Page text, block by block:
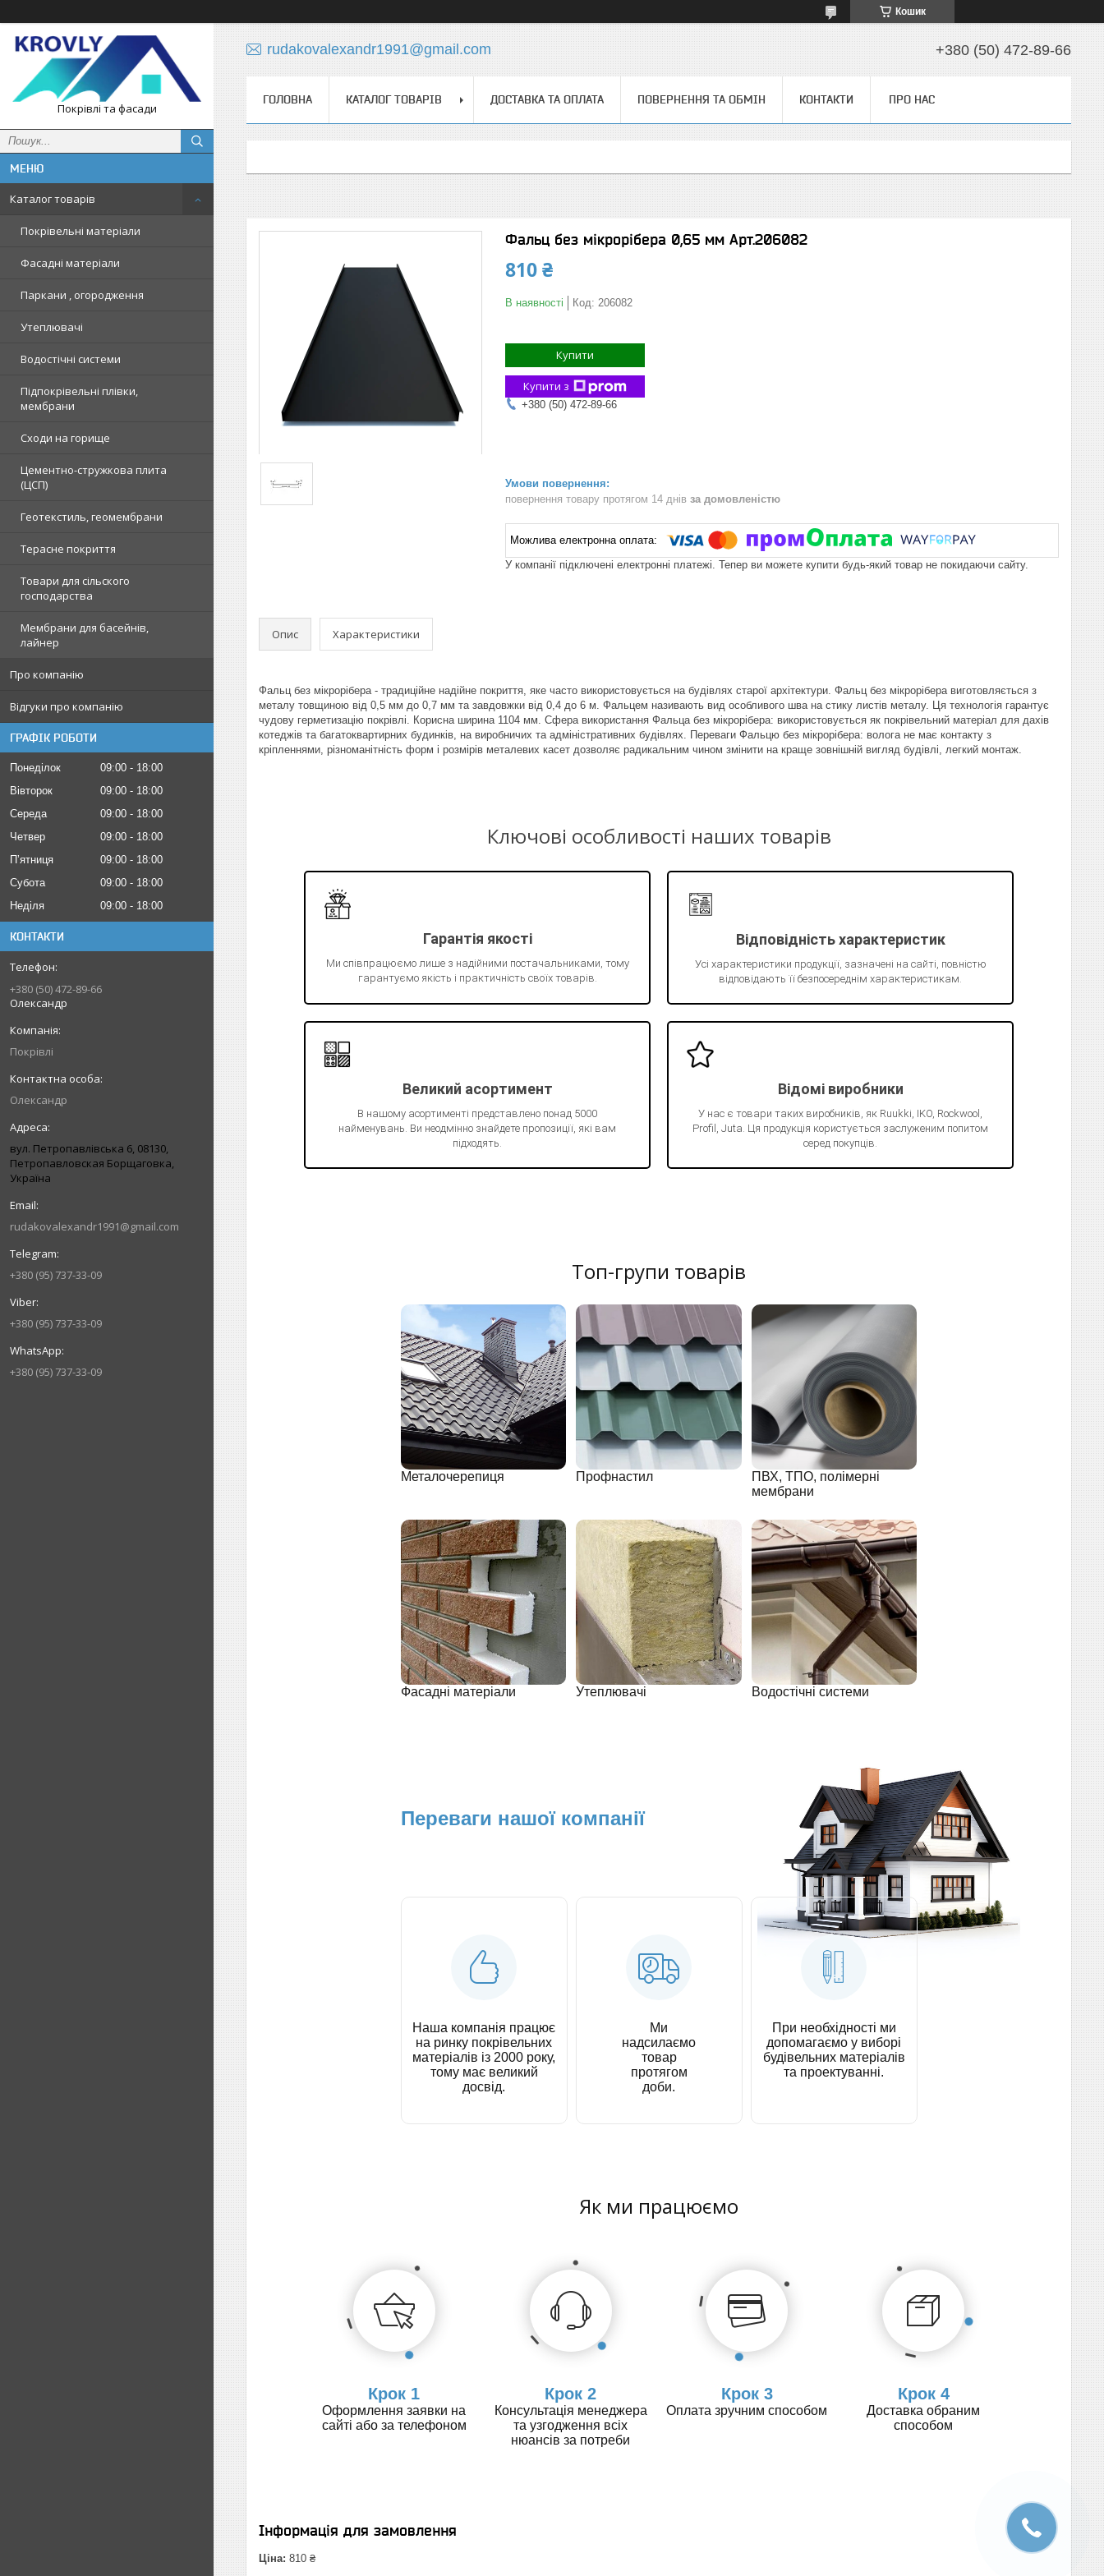
Кошик
Покрівлі та фасади
Каталог товарів
Покрівельні матеріали
Фасадні матеріали
Паркани , огородження
Утеплювачі
Водостічні системи
Підпокрівельні плівки,
мембрани
Сходи на горище
Цементно-стружкова плита
(ЦСП)
Геотекстиль, геомембрани
Терасне покриття
Товари для сільского
господарства
Мембрани для басейнів,
лайнер
Про компанію
Відгуки про компанію
ГРАФІК РОБОТИ
Понеділок 09:00
18:00
Вівторок
09:00
18:00
Середа
09:00
18:00
Четвер
09:00
18:00
Пʼятниця
09:00
18:00
Субота
09:00
18:00
Неділя
09:00 18:00
КОНТАКТИ
+380 (50) 472-89-66
Олександр
Покрівлі
Олександр
вул. Петропавлівська 6, 08130,
Петропавловская Борщаговка,
Україна
rudakovalexandr1991@gmail.com
+380 (95) 737-33-09
+380 (95) 737-33-09
+380 (95) 737-33-09
rudakovalexandr1991@gmail.com +380 (50) 472-89-66
ГОЛОВНА КАТАЛОГ ТОВАРІВ ДОСТАВКА ТА ОПЛАТА ПОВЕРНЕННЯ ТА ОБМІН КОНТАКТИ ПРО НАС
Фальц без мікрорібера 0,65 мм Арт.206082
810 ₴
В наявності Код: 206082
Купити
Купити з
+380 (50) 472-89-66
повернення товару протягом 14 днів за домовленістю
У компанії підключені електронні платежі. Тепер ви можете купити будь-який товар не покидаючи сайту.
Опис Характеристики
Фальц без мікрорібера - традиційне надійне покриття, яке часто використовується на будівлях старої архітектури. Фальц без мікрорібера виготовляється з
металу товщиною від 0,5 мм до 0,7 мм та завдовжки від 0,4 до 6 м. Фальцем називають вид особливого шва на стику листів металу. Ця технологія гарантує
чудову герметизацію покрівлі. Корисна ширина 1104 мм. Сфера використання Фальца без мікрорібера: використовується як покрівельний матеріал для дахів
котеджів та багатоквартирних будинків, на виробничих та адміністративних будівлях. Переваги Фальцю без мікрорібера: волога не має контакту з
кріпленнями, різноманітність форм і розмірів металевих касет дозволяє радикальним чином змінити на краще зовнішній вигляд будівлі, легкий монтаж.
Ключові особливості наших товарів
Гарантія якості
Ми співпрацюємо лише з надійними постачальниками, тому
гарантуємо якість і практичність своїх товарів.
Відповідність характеристик
Усі характеристики продукції, зазначені на сайті, повністю
відповідають її безпосереднім характеристикам.
Великий асортимент
В нашому асортименті представлено понад 5000
найменувань. Ви неодмінно знайдете пропозиції, які вам
підходять.
Відомі виробники
У нас є товари таких виробників, як Ruukki, IKO, Rockwool,
Profil, Juta. Ця продукція користується заслуженим попитом
серед покупців.
Топ-групи товарів
Металочерепиця Профнастил
ПВХ, ТПО, полімерні
мембрани
Фасадні матеріали Утеплювачі Водостічні системи
Переваги нашої компанії
Наша компанія працює
на ринку покрівельних
матеріалів із 2000 року,
тому має великий
досвід.
Ми
надсилаємо
товар
протягом
доби.
При необхідності ми
допомагаємо у виборі
будівельних матеріалів
та проектуванні.
Як ми працюємо
Крок 1
Оформлення заявки на
сайті або за телефоном
Крок 2
Консультація менеджера
та узгодження всіх
нюансів за потреби
Крок 3
Оплата зручним способом
Крок 4
Доставка обраним
способом
Інформація для замовлення
Ціна: 810 ₴